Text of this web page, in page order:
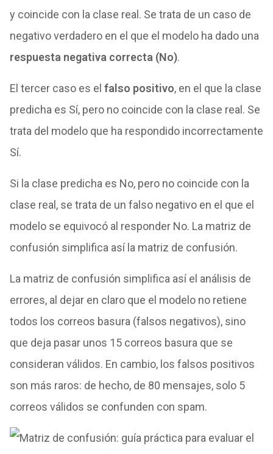
y coincide con la clase real. Se trata de un caso de
negativo verdadero en el que el modelo ha dado una
respuesta negativa correcta (No).
El tercer caso es el falso positivo, en el que la clase
predicha es Sí, pero no coincide con la clase real. Se
trata del modelo que ha respondido incorrectamente
Sí.
Si la clase predicha es No, pero no coincide con la
clase real, se trata de un falso negativo en el que el
modelo se equivocó al responder No. La matriz de
confusión simplifica así la matriz de confusión.
La matriz de confusión simplifica así el análisis de
errores, al dejar en claro que el modelo no retiene
todos los correos basura (falsos negativos), sino
que deja pasar unos 15 correos basura que se
consideran válidos. En cambio, los falsos positivos
son más raros: de hecho, de 80 mensajes, solo 5
correos válidos se confunden con spam.